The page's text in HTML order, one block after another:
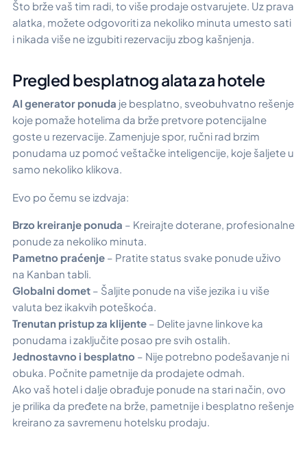
Što brže vaš tim radi, to više prodaje ostvarujete. Uz prava
alatka, možete odgovoriti za nekoliko minuta umesto sati
i nikada više ne izgubiti rezervaciju zbog kašnjenja.
Pregled besplatnog alata za hotele
AI generator ponuda je besplatno, sveobuhvatno rešenje
koje pomaže hotelima da brže pretvore potencijalne
goste u rezervacije. Zamenjuje spor, ručni rad brzim
ponudama uz pomoć veštačke inteligencije, koje šaljete u
samo nekoliko klikova.
Evo po čemu se izdvaja:
Brzo kreiranje ponuda – Kreirajte doterane, profesionalne
ponude za nekoliko minuta.
Pametno praćenje – Pratite status svake ponude uživo
na Kanban tabli.
Globalni domet – Šaljite ponude na više jezika i u više
valuta bez ikakvih poteškoća.
Trenutan pristup za klijente – Delite javne linkove ka
ponudama i zaključite posao pre svih ostalih.
Jednostavno i besplatno – Nije potrebno podešavanje ni
obuka. Počnite pametnije da prodajete odmah.
Ako vaš hotel i dalje obrađuje ponude na stari način, ovo
je prilika da pređete na brže, pametnije i besplatno rešenje
kreirano za savremenu hotelsku prodaju.